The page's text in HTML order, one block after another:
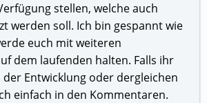
stellen, welche auch
werden soll. Ich bin gespannt wie
euch mit weiteren
dem laufenden halten. Falls ihr
der Entwicklung oder dergleichen
einfach in den Kommentaren.